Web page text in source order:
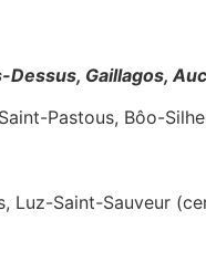
Gaillagos,
Pastous, Bôo-
Luz-Saint-Sauveur